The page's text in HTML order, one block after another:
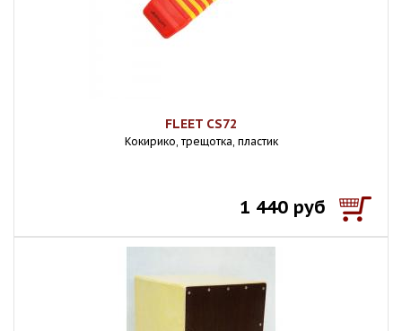
FLEET CS72
Кокирико, трещотка, пластик
1 440 руб